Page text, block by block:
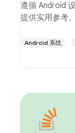
遵循 Android
提供实用参考。
Android 系统